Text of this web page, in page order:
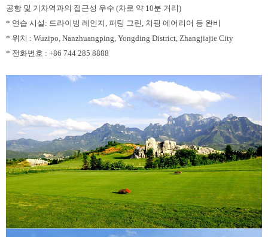
공항 및 기차역과의 접근성 우수 (차로 약 10분 거리)
* 연습 시설: 드라이빙 레인지, 퍼팅 그린, 치핑 에어리어 등 완비
* 위치 : Wuzipo, Nanzhuangping, Yongding District, Zhangjiajie City
* 전화번호 : +86 744 285 8888